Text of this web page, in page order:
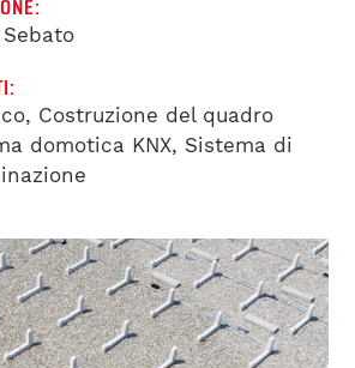
NOI
DI LAVORO
Costruzione del quadro
domotica KNX, Sistema di